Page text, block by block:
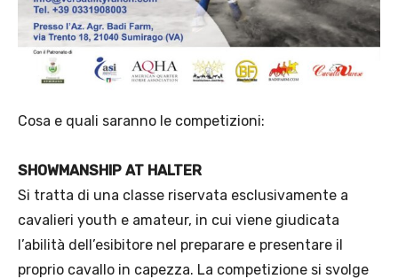
Cosa e quali saranno le competizioni:
SHOWMANSHIP AT HALTER
Si tratta di una classe riservata esclusivamente a
cavalieri youth e amateur, in cui viene giudicata
l’abilità dell’esibitore nel preparare e presentare il
proprio cavallo in capezza. La competizione si svolge